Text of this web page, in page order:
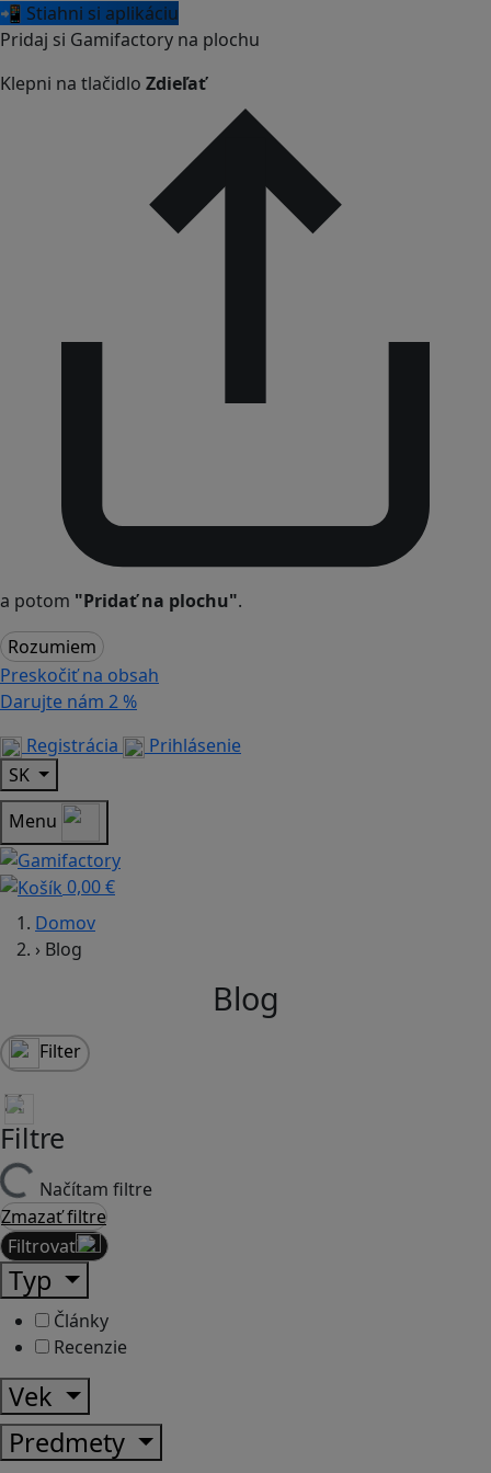
📲 Stiahni si aplikáciu
Pridaj si Gamifactory na plochu
Klepni na tlačidlo Zdieľať
a potom "Pridať na plochu".
Rozumiem
Preskočiť na obsah
Darujte nám 2 %
Registrácia
Prihlásenie
SK
Menu
0,00 €
Domov
› Blog
Blog
Filter
Filtre
Načítam filtre
Zmazať filtre
Filtrovať
Typ
Články
Recenzie
Vek
Predmety